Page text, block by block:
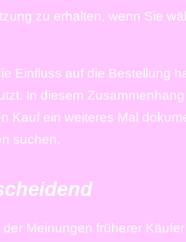
zu erhalten, wenn Sie
Einfluss auf die Bestellung
In diesem
Kauf ein weiteres Mal
suchen.
Meinungen früherer